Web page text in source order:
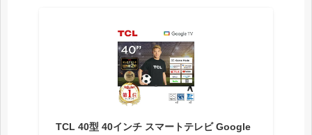
TCL 40型 40インチ スマートテレビ Google